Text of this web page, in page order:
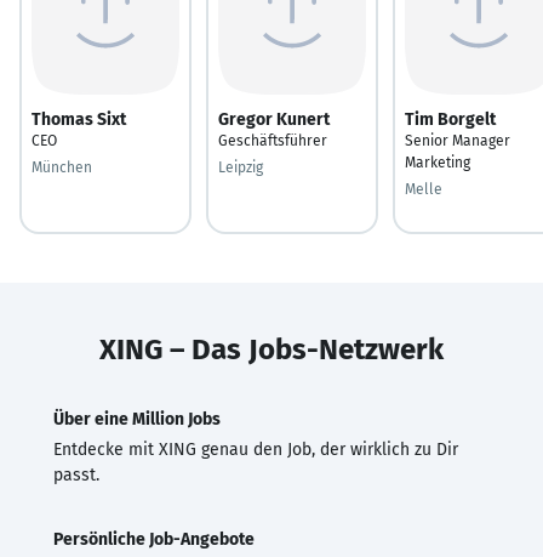
Thomas Sixt
CEO
München
Gregor Kunert
Geschäftsführer
Leipzig
Tim Borgelt
Senior Manager
Marketing
Melle
XING – Das Jobs-Netzwerk
Über eine Million Jobs
Entdecke mit XING genau den Job, der wirklich zu Dir
passt.
Persönliche Job-Angebote